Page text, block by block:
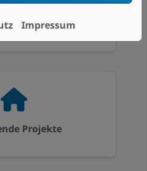
Qualität und Service
Projekte
Impressum